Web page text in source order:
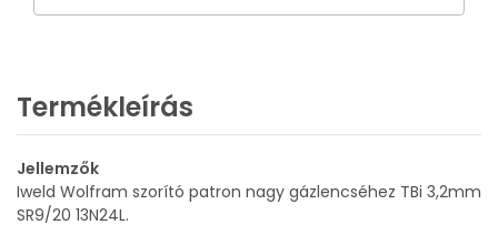
Termékleírás
Jellemzők
Iweld Wolfram szorító patron nagy gázlencséhez TBi 3,2mm
SR9/20 13N24L.